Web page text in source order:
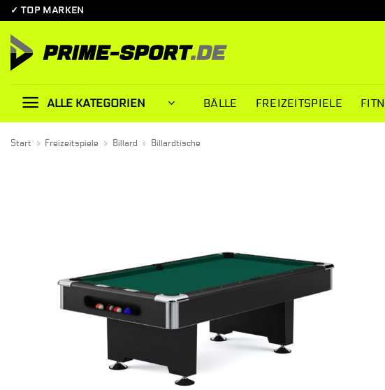
Zum
springen
✓ TOP MARKEN
ALLE KATEGORIEN BÄLLE FREIZEITSPIELE
Start » Freizeitspiele » Billard » Billardtische